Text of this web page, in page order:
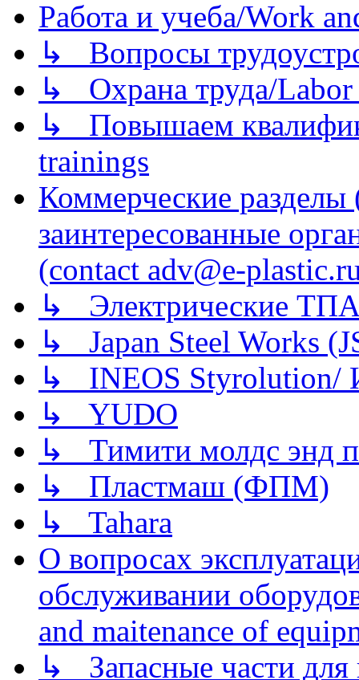
Работа и учеба/Work
↳ Вопросы
↳ Охрана труда/Labor
↳ Повышаем
trainings
Коммерческие
заинтересованные
(contact adv@e-
↳ Электрические
↳ Japan Steel Works
↳ INEOS
↳ YUDO
↳ Тимити молдс энд
↳ Пластмаш (ФПМ)
↳ Tahara
О вопросах
обслуживании
and maitenance of
↳ Запасные части для